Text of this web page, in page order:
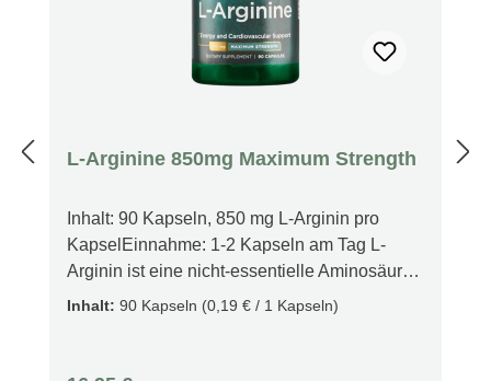
L-Arginine 850mg Maximum Strength
Inhalt: 90 Kapseln, 850 mg L-Arginin pro
KapselEinnahme: 1-2 Kapseln am Tag L-
Arginin ist eine nicht-essentielle Aminosäure,
doch die Menge die unser Körper herstellt
Anspannung, körperlichem und psychischem
Inhalt: 90 Kapseln (0,19 € / 1 Kapseln)